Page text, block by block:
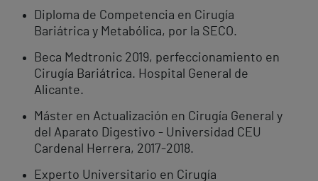
Diploma de Competencia en Cirugía
Bariátrica y Metabólica, por la SECO.
Beca Medtronic 2019, perfeccionamiento en
Cirugía Bariátrica. Hospital General de
Alicante.
Máster en Actualización en Cirugía General y
del Aparato Digestivo - Universidad CEU
Cardenal Herrera, 2017-2018.
Experto Universitario en Cirugía